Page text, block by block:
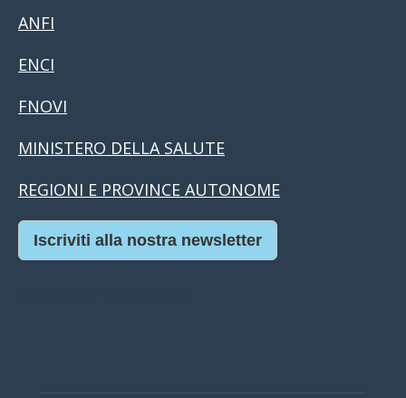
ANFI
ENCI
FNOVI
MINISTERO DELLA SALUTE
REGIONI E PROVINCE AUTONOME
Iscriviti alla nostra newsletter